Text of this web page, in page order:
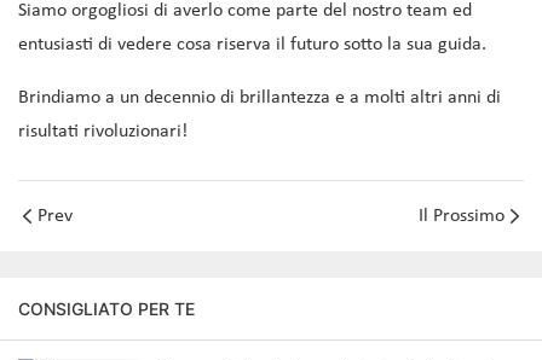
Siamo orgogliosi di averlo come parte del nostro team ed
entusiasti di vedere cosa riserva il futuro sotto la sua guida.
Brindiamo a un decennio di brillantezza e a molti altri anni di
risultati rivoluzionari!
Prev Il Prossimo
CONSIGLIATO PER TE